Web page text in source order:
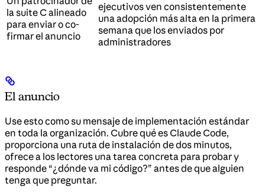
la suite C alineado
para enviar o co-
firmar el anuncio
ejecutivos ven consistentemente
una adopción más alta en la primera
semana que los enviados por
administradores
El anuncio
Use esto como su mensaje de implementación estándar
en toda la organización. Cubre qué es Claude Code,
proporciona una ruta de instalación de dos minutos,
ofrece a los lectores una tarea concreta para probar y
responde “¿dónde va mi código?” antes de que alguien
tenga que preguntar.